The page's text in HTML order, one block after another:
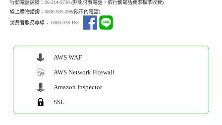
行動電話請撥：06-214-9730 (非免付費電話，依行動電話費率標準收費)
線上購物諮詢：0800-085-098(限市內電話)
消費者服務專線：0800-026-168
AWS WAF
AWS Network Firewall
Amazon Inspector
SSL